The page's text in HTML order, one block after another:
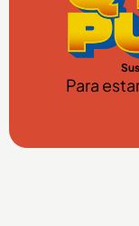
Para